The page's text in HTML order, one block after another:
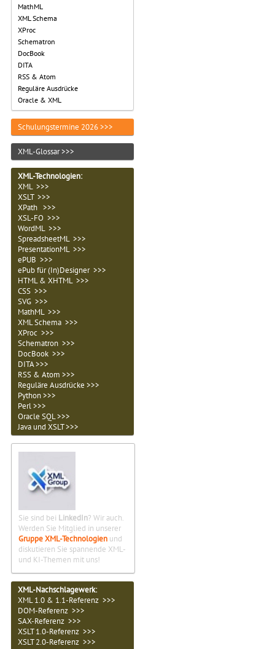
MathML
XML Schema
XProc
Schematron
DocBook
DITA
RSS & Atom
Reguläre Ausdrücke
Oracle & XML
Schulungstermine 2026 >>>
XML-Glossar >>>
XML-Technologien:
XML >>>
XSLT >>>
XPath >>>
XSL-FO >>>
WordML >>>
SpreadsheetML >>>
PresentationML >>>
ePUB >>>
ePub für (In)Designer >>>
HTML & XHTML >>>
CSS >>>
SVG >>>
MathML >>>
XML Schema >>>
XProc >>>
Schematron >>>
DocBook >>>
DITA >>>
RSS & Atom >>>
Reguläre Ausdrücke >>>
Python >>>
Perl >>>
Oracle SQL >>>
Java und XSLT >>>
Sie sind bei LinkedIn? Wir auch.
Werden Sie Mitglied in unserer
Gruppe XML-Technologien und
diskutieren Sie spannende XML-
und KI-Themen mit uns!
XML-Nachschlagewerk:
XML 1.0 & 1.1-Referenz >>>
DOM-Referenz >>>
SAX-Referenz >>>
XSLT 1.0-Referenz >>>
XSLT 2.0-Referenz >>>